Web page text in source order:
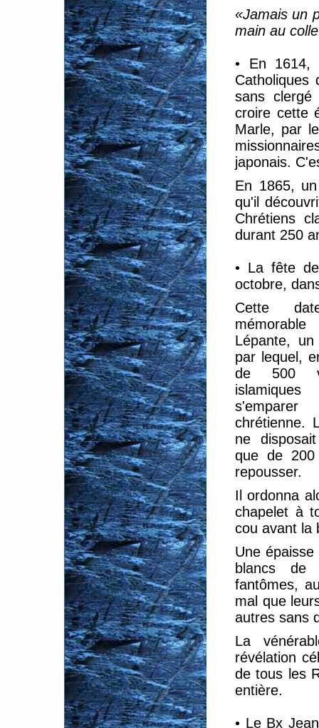
«Jamais un
main au
• En 1614,
Catholiques
sans
croire cette
Marle, par
japonais.
En 1865,
qu'il
Chrétiens
durant 250
• La fête
octobre,
Cette
Lépante,
par lequel,
de 500
chrétienne.
ne
que de
repousser.
Il ordonna
chapelet à
cou avant la
Une
blancs de
fantômes,
mal que
autres sans
La
révélation
de tous les
entière.
• Le Bx